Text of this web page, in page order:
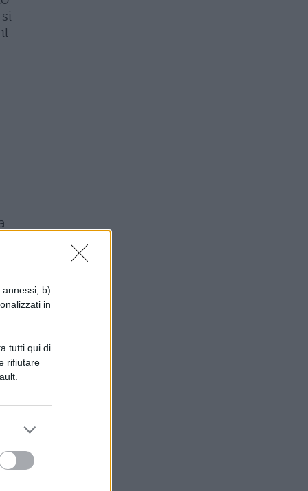
b)
in
tutti qui di
rifiutare